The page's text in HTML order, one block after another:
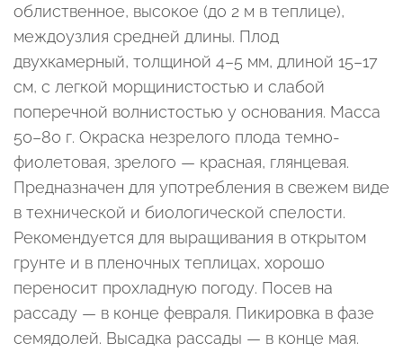
облиственное, высокое (до 2 м в теплице),
междоузлия средней длины. Плод
двухкамерный, толщиной 4–5 мм, длиной 15–17
см, с легкой морщинистостью и слабой
поперечной волнистостью у основания. Масса
50–80 г. Окраска незрелого плода темно-
фиолетовая, зрелого — красная, глянцевая.
Предназначен для употребления в свежем виде
в технической и биологической спелости.
Рекомендуется для выращивания в открытом
грунте и в пленочных теплицах, хорошо
переносит прохладную погоду. Посев на
рассаду — в конце февраля. Пикировка в фазе
семядолей. Высадка рассады — в конце мая.